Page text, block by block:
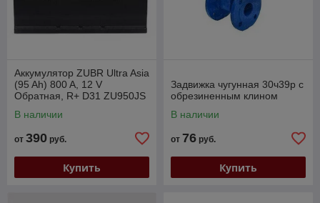
Аккумулятор ZUBR Ultra Asia
(95 Ah) 800 A, 12 V
Обратная, R+ D31 ZU950JS
В наличии
от 390 руб.
Купить
Задвижка чугунная 30ч39р с
обрезиненным клином
В наличии
от 76 руб.
Купить